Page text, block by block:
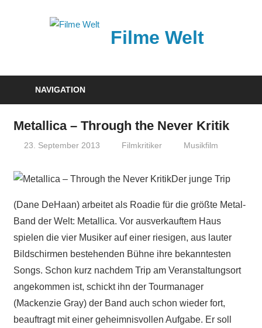
Filme Welt
aktuellen
Kinofilmen
NAVIGATION
Metallica – Through the Never Kritik
23. September 2013 Filmkritiker Musikfilm
Der junge Trip
(Dane DeHaan) arbeitet als Roadie für die größte Metal-
Band der Welt: Metallica. Vor ausverkauftem Haus
spielen die vier Musiker auf einer riesigen, aus lauter
Bildschirmen bestehenden Bühne ihre bekanntesten
Songs. Schon kurz nachdem Trip am Veranstaltungsort
angekommen ist, schickt ihn der Tourmanager
(Mackenzie Gray) der Band auch schon wieder fort,
beauftragt mit einer geheimnisvollen Aufgabe. Er soll